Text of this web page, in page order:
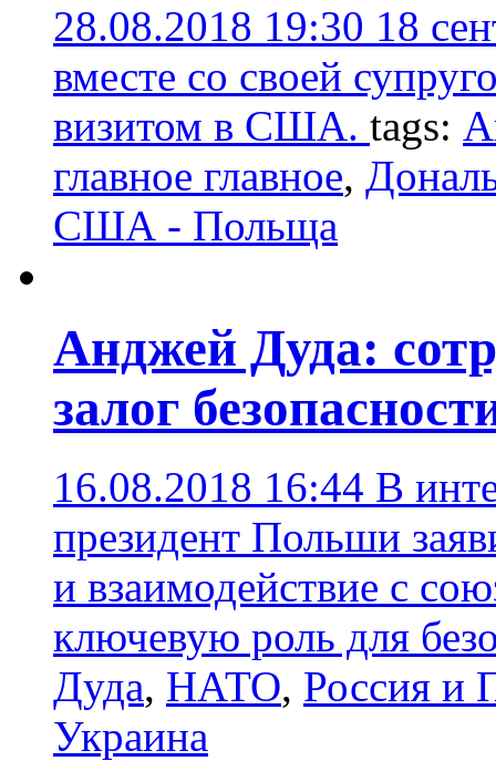
28.08.2018 19:30 18
вместе со своей
визитом в США. tags:
главное главное,
США - Польща
Анджей Дуда:
залог
16.08.2018 16:44 В
президент Польши
и взаимодействие с
ключевую роль для
Дуда, НАТО, Россия и
Украина